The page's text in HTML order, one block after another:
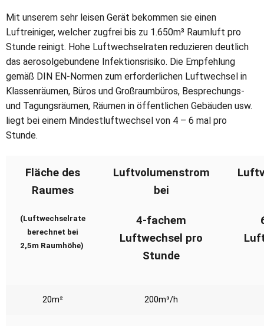
Mit unserem sehr leisen Gerät bekommen sie einen
Luftreiniger, welcher zugfrei bis zu 1.650m³ Raumluft pro
Stunde reinigt. Hohe Luftwechselraten reduzieren deutlich
das aerosolgebundene Infektionsrisiko. Die Empfehlung
gemäß DIN EN-Normen zum erforderlichen Luftwechsel in
Klassenräumen, Büros und Großraumbüros, Besprechungs-
und Tagungsräumen, Räumen in öffentlichen Gebäuden usw.
liegt bei einem Mindestluftwechsel von 4 – 6 mal pro
Stunde.
Fläche des
Raumes
(Luftwechselrate
berechnet bei
2,5m Raumhöhe)
Luftvolumenstrom
bei
4-fachem
Luftwechsel pro
Stunde
20m² 200m³/h